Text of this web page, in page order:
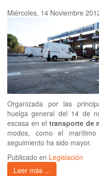
Miércoles, 14 Noviembre
Organizada por las
huelga general del 14 de
escasa en el transporte de
modos, como el
seguimiento ha sido mayor.
Publicado en Legislación
Leer más ...